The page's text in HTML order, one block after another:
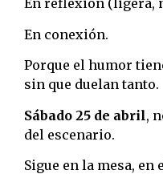
En reflexión (ligera,
En conexión.
Porque el humor
sin que duelan tanto.
Sábado 25 de abril,
del escenario.
Sigue en la mesa, en